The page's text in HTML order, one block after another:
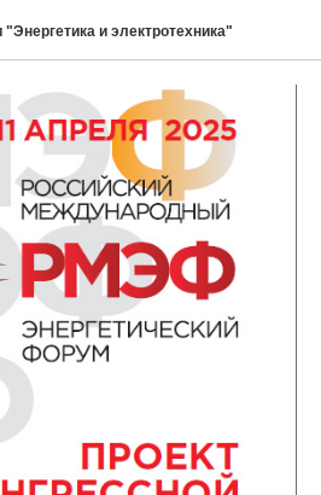
и электротехника"